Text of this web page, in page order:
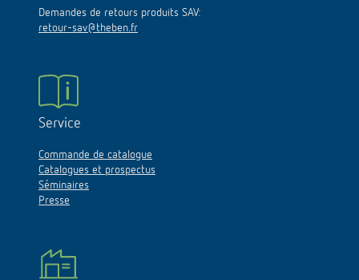
Demandes de retours produits SAV:
retour-sav@theben.fr
Service
Commande de catalogue
Catalogues et prospectus
Séminaires
Presse